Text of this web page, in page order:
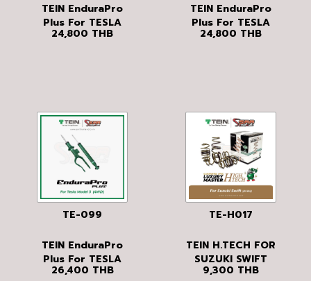
TEIN EnduraPro
Plus For TESLA
MODEL Y (2WD)
24,800 THB
TEIN EnduraPro
Plus For TESLA
MODEL 3 (2WD)
24,800 THB
TE-099
TEIN EnduraPro
Plus For TESLA
MODEL Y (2WD)
26,400 THB
TE-H017
TEIN H.TECH FOR
SUZUKI SWIFT
(ZC21S)
9,300 THB